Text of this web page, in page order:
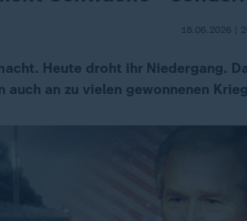
18.06.2026 |
Heute droht ihr Niedergang.
an zu vielen gewonnenen